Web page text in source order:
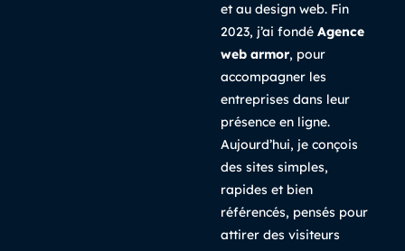
et au design web. Fin
2023, j’ai fondé Agence
web armor, pour
accompagner les
entreprises dans leur
présence en ligne.
Aujourd’hui, je conçois
des sites simples,
rapides et bien
référencés, pensés pour
attirer des visiteurs